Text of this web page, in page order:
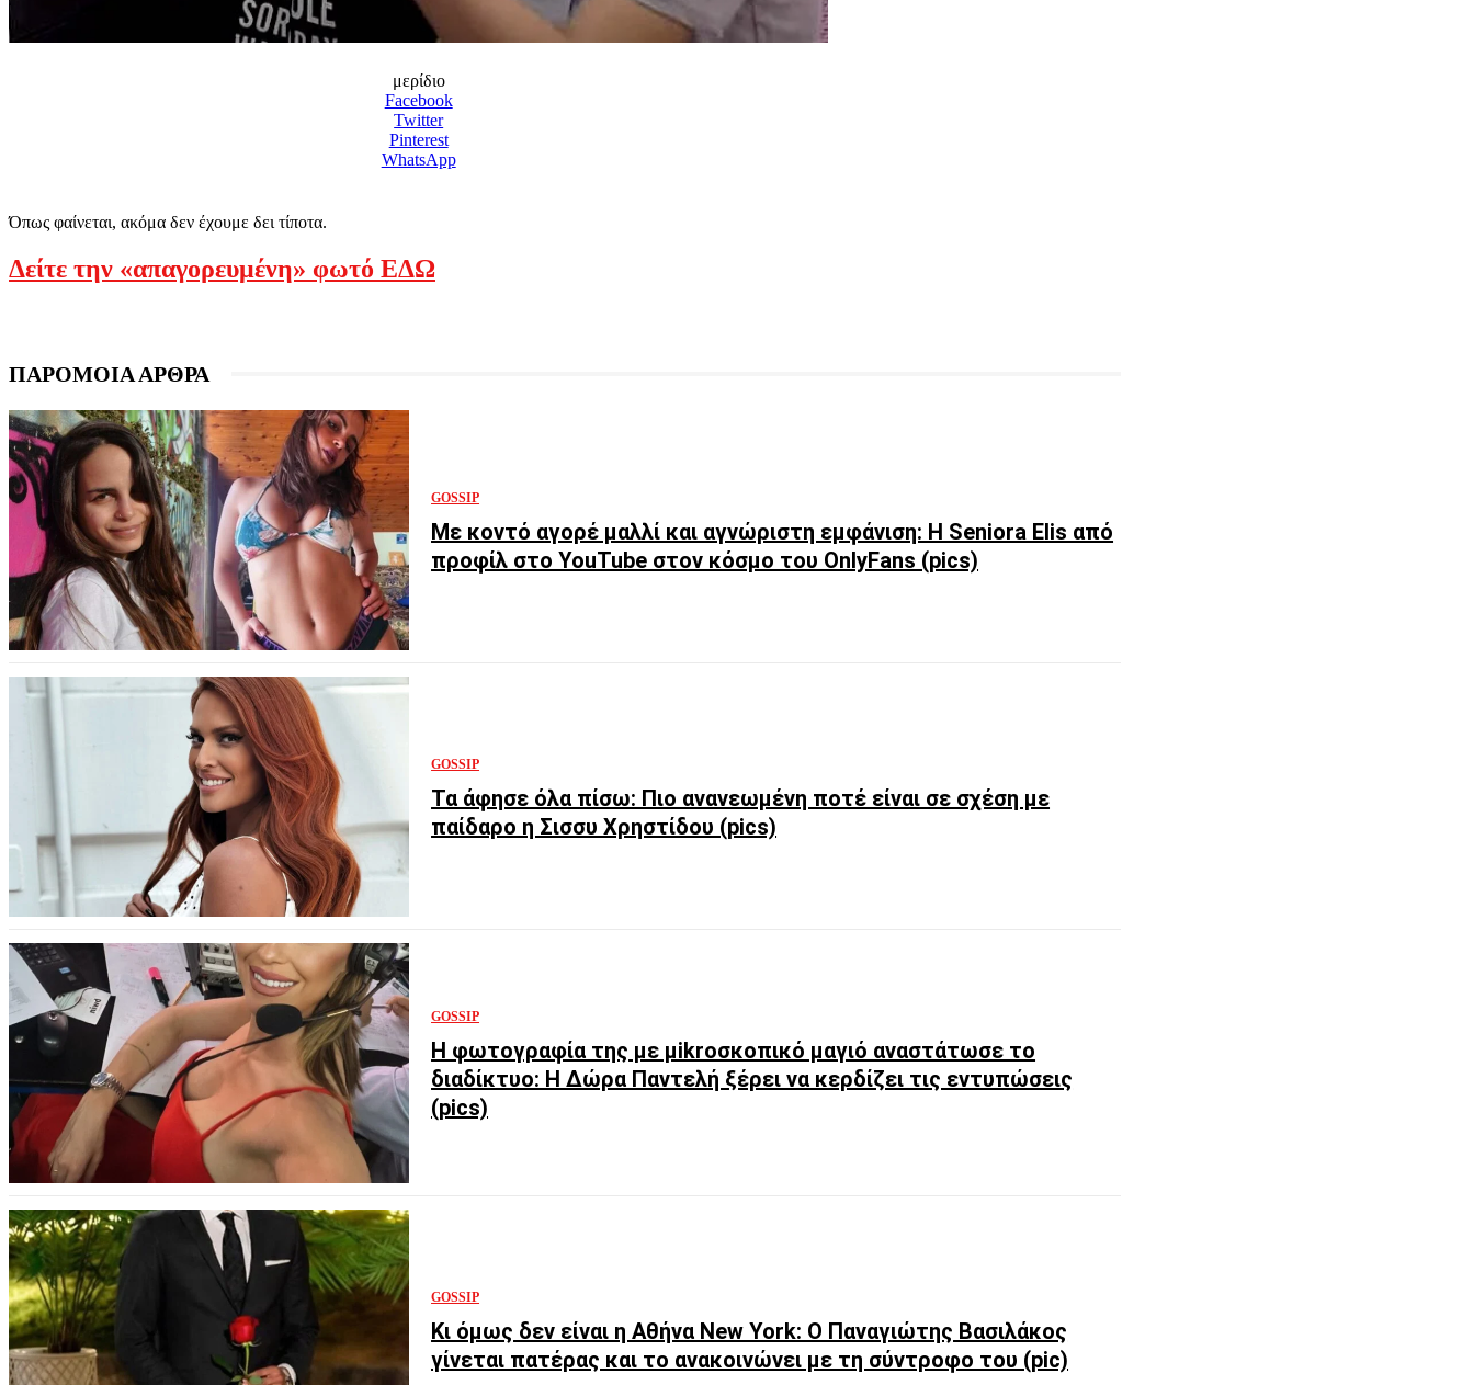
μερίδιο
Facebook
Twitter
Pinterest
WhatsApp
Όπως φαίνεται, ακόμα δεν έχουμε δει τίποτα.
Δείτε την «απαγορευμένη» φωτό ΕΔΩ
ΠΑΡΟΜΟΙΑ ΑΡΘΡΑ
GOSSIP
Με κοντό αγορέ μαλλί και αγνώριστη εμφάνιση: Η Seniora Elis από
προφίλ στο YouTube στον κόσμο του OnlyFans (pics)
GOSSIP
Τα άφησε όλα πίσω: Πιο ανανεωμένη ποτέ είναι σε σχέση με
παίδαρο η Σισσυ Χρηστίδου (pics)
GOSSIP
Η φωτογραφία της με μikroσκοπικό μαγιό αναστάτωσε το
διαδίκτυο: Η Δώρα Παντελή ξέρει να κερδίζει τις εντυπώσεις
(pics)
GOSSIP
Κι όμως δεν είναι η Αθήνα New York: Ο Παναγιώτης Βασιλάκος
γίνεται πατέρας και το ανακοινώνει με τη σύντροφο του (pic)